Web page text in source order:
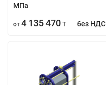
МПа
от 4 135 470 T без НДС